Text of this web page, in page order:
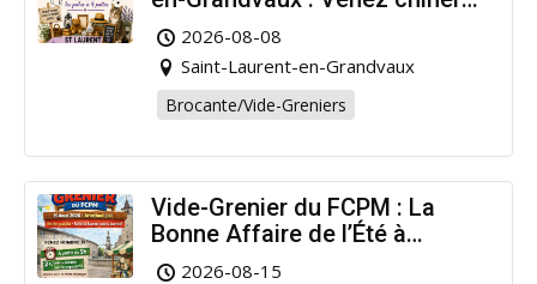
pour la bonne cause !
2026-08-08
Saint-Laurent-en-Grandvaux
Brocante/Vide-Greniers
Vide-Grenier du FCPM : La
Bonne Affaire de l’Été à
Arinthod !
2026-08-15